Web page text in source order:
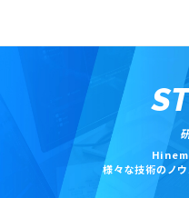
様々な技術のノウ